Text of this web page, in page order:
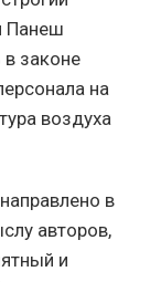
Панеш
законе
на
воздуха
в
авторов,
и